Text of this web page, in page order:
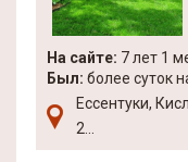
На сайте: 7 лет 1
Был: более суток
Ессентуки,
2...